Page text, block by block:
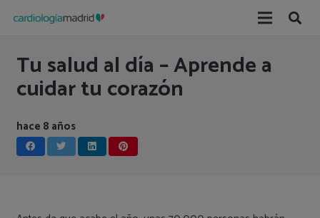
Tu salud al día – Aprende a
cuidar tu corazón
hace 8 años